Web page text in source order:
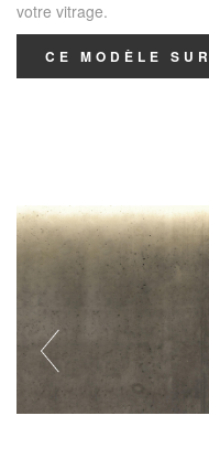
votre vitrage.
CE MODÈLE